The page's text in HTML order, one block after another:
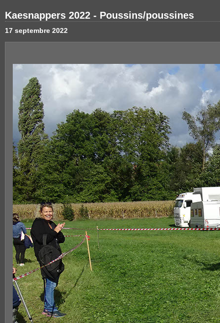
Kaesnappers 2022 - Poussins/poussines
17 septembre 2022